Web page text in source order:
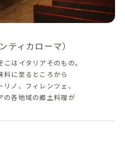
ティカローマ）
はイタリアそのもの。
料に至るところから
ノ、フィレンツェ、
の各地域の郷土料理が